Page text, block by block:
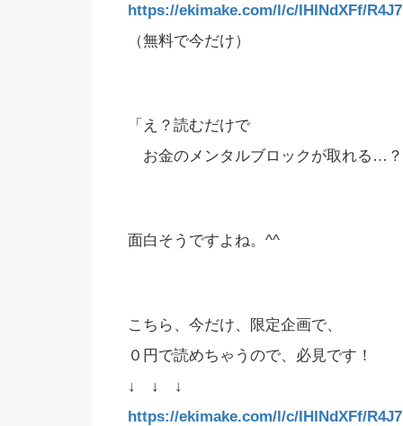
https://ekimake.com/l/c/IHINdXFf/
（無料で今だけ）
「え？読むだけで
お金のメンタルブロックが取れる…？
面白そうですよね。^^
こちら、今だけ、限定企画で、
０円で読めちゃうので、必見です！
↓ ↓ ↓
https://ekimake.com/l/c/IHINdXFf/